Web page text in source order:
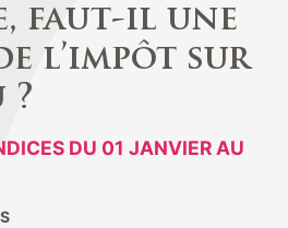
faut-il une
l’impôt sur
?
DU 01 JANVIER AU